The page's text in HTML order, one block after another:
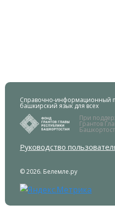
Справочно-информационный
башкирский язык для всех
При
Грантов
Руководство
© 2026. Белемле.ру